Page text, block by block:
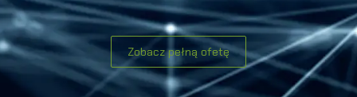
Zobacz pełną ofetę